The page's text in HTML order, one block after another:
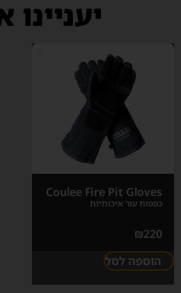
יעניינו
Coulee Fire Pit Gloves
כפפות עור איכותיות
₪220
הוספה לסל